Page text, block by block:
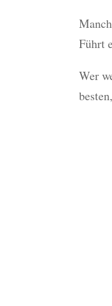
Führt
Wer